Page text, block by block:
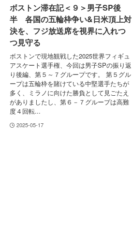
ボストン滞在記＜９＞男子SP後
半 各国の五輪枠争い&日米頂上対
決を、フジ放送席を視界に入れつ
つ見守る
ボストンで現地観戦した2025世界フィギュ
アスケート選手権、今回は男子SPの振り返
り後編、第５～７グループです。 第５グル
ープは五輪枠を賭けている中堅選手たちが
多く、ミラノに向けた勝負として見ごたえ
がありましたし、第６－７グループは高難
度４回転...
2025-05-17